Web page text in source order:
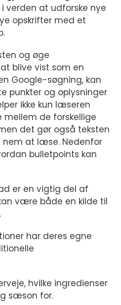
verden at udforske nye
opskrifter med et
og øge
blive vist som en
Google-søgning, kan
punkter og oplysninger
ikke kun læseren
de forskellige
det gør også teksten
at læse. Nedenfor
bulletpoints kan
er en vigtig del af
være både en kilde til
har deres egne
hvilke ingredienser
sæson for.